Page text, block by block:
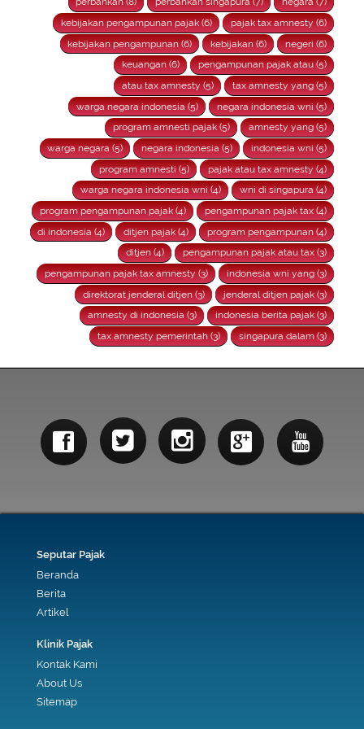
kebijakan pengampunan pajak (6)
pajak tax amnesty (6)
kebijakan pengampunan (6)
kebijakan (6)
negeri (6)
keuangan (6)
pengampunan pajak atau (5)
atau tax amnesty (5)
tax amnesty yang (5)
warga negara indonesia (5)
negara indonesia wni (5)
program amnesti pajak (5)
amnesty yang (5)
warga negara (5)
negara indonesia (5)
indonesia wni (5)
program amnesti (5)
pajak atau tax amnesty (4)
warga negara indonesia wni (4)
wni di singapura (4)
program pengampunan pajak (4)
pengampunan pajak tax (4)
di indonesia (4)
ditjen pajak (4)
program pengampunan (4)
ditjen (4)
pengampunan pajak atau tax (3)
pengampunan pajak tax amnesty (3)
indonesia wni yang (3)
direktorat jenderal ditjen (3)
jenderal ditjen pajak (3)
amnesty di indonesia (3)
indonesia berita pajak (3)
tax amnesty pemerintah (3)
singapura dalam (3)
Seputar Pajak
Beranda
Berita
Artikel
Klinik Pajak
Kontak Kami
About Us
Sitemap